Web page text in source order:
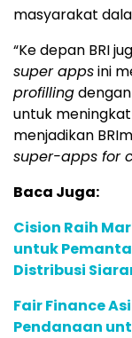
masyarakat
“Ke depan BRI
super appsini
profilling
untuk
menjadikan
super-apps for
Baca Juga:
Cision Raih
untuk
Distribusi
Fair Finance
Pendanaan